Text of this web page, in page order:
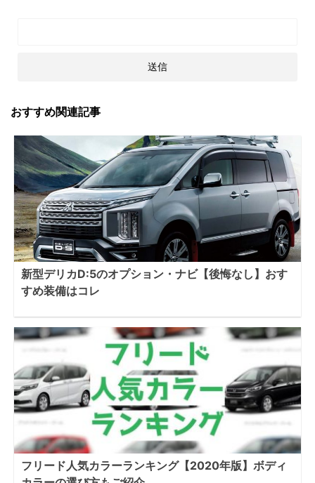
おすすめ関連記事
新型デリカD:5のオプション・ナビ【後悔なし】おす
すめ装備はコレ
フリード人気カラーランキング【2020年版】ボディ